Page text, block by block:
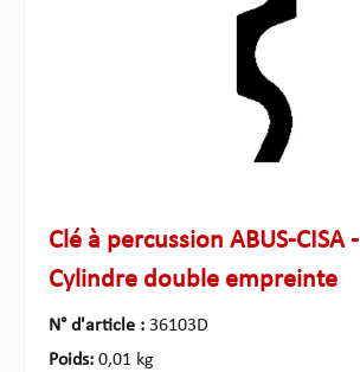
Clé à percussion ABUS-CISA -
Cylindre double empreinte
N° d'article : 36103D
Poids: 0,01 kg